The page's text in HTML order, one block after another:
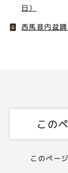
日）
西馬音内盆
この
このペー